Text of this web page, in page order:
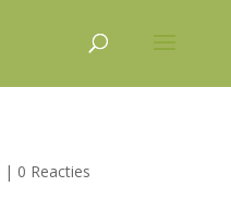
| 0 Reacties